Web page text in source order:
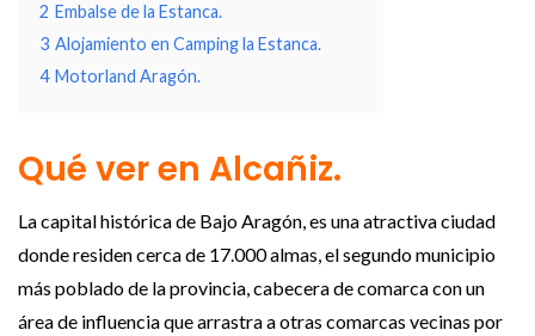
2 Embalse de la Estanca.
3 Alojamiento en Camping la Estanca.
4 Motorland Aragón.
Qué ver en Alcañiz.
La capital histórica de Bajo Aragón, es una atractiva ciudad
donde residen cerca de 17.000 almas, el segundo municipio
más poblado de la provincia, cabecera de comarca con un
área de influencia que arrastra a otras comarcas vecinas por